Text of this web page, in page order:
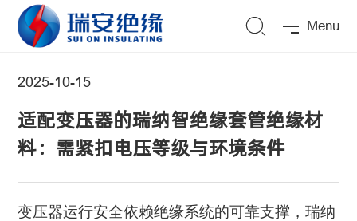
Menu
2025-10-15
适配变压器的瑞纳智绝缘套管绝缘材
料：需紧扣电压等级与环境条件
变压器运行安全依赖绝缘系统的可靠支撑，瑞纳